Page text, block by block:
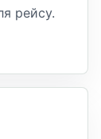
рейсу.